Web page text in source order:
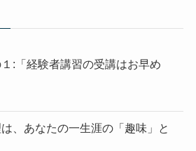
:「経験者講習の受講はお早め
、あなたの一生涯の「趣味」と